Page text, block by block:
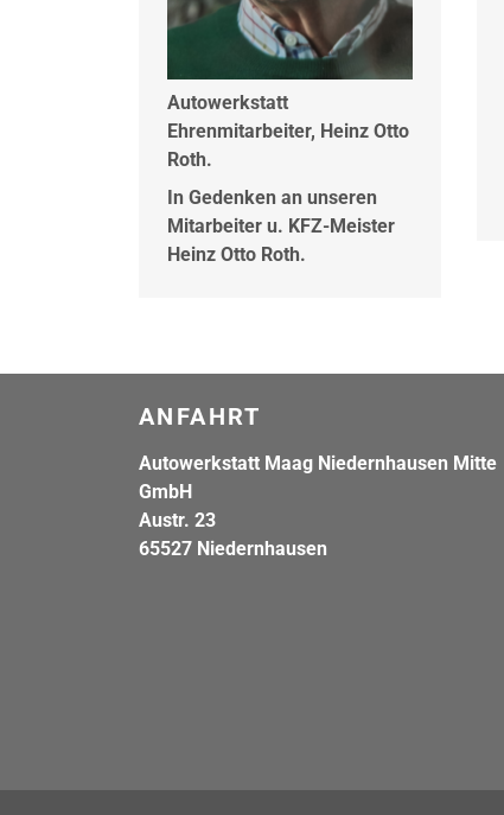
Autowerkstatt
Ehrenmitarbeiter, Heinz Otto
Roth.
In Gedenken an unseren
Mitarbeiter u. KFZ-Meister
Heinz Otto Roth.
ANFAHRT
Autowerkstatt Maag Niedernhausen Mitte
GmbH
Austr. 23
65527 Niedernhausen